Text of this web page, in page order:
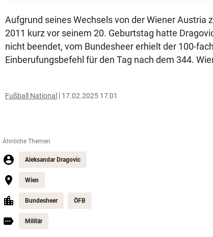
Aufgrund seines Wechsels von der Wiener Austria
2011 kurz vor seinem 20. Geburtstag hatte
nicht beendet, vom Bundesheer erhielt der 100-
Einberufungsbefehl für den Tag nach dem 344.
Fußball National 17.02.2025 17:01
Ähnliche Themen
Aleksandar Dragovic
Wien
Bundesheer ÖFB
Militär